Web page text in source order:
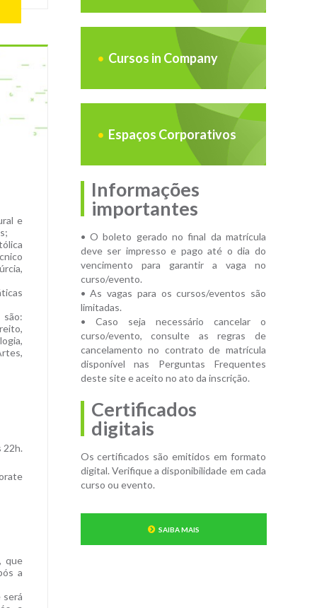
e
22h.
que
a
Cursos in Company
Espaços Corporativos
Informações
importantes
• O boleto gerado no final da matrícula
deve ser impresso e pago até o dia do
vencimento para garantir a vaga no
curso/evento.
• As vagas para os cursos/eventos são
limitadas.
• Caso seja necessário cancelar o
curso/evento, consulte as regras de
cancelamento no contrato de matrícula
disponível nas Perguntas Frequentes
deste site e aceito no ato da inscrição.
Certificados
digitais
Os certificados são emitidos em formato
digital. Verifique a disponibilidade em cada
curso ou evento.
SAIBA MAIS